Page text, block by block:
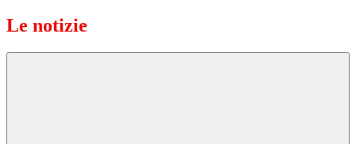
Le notizie